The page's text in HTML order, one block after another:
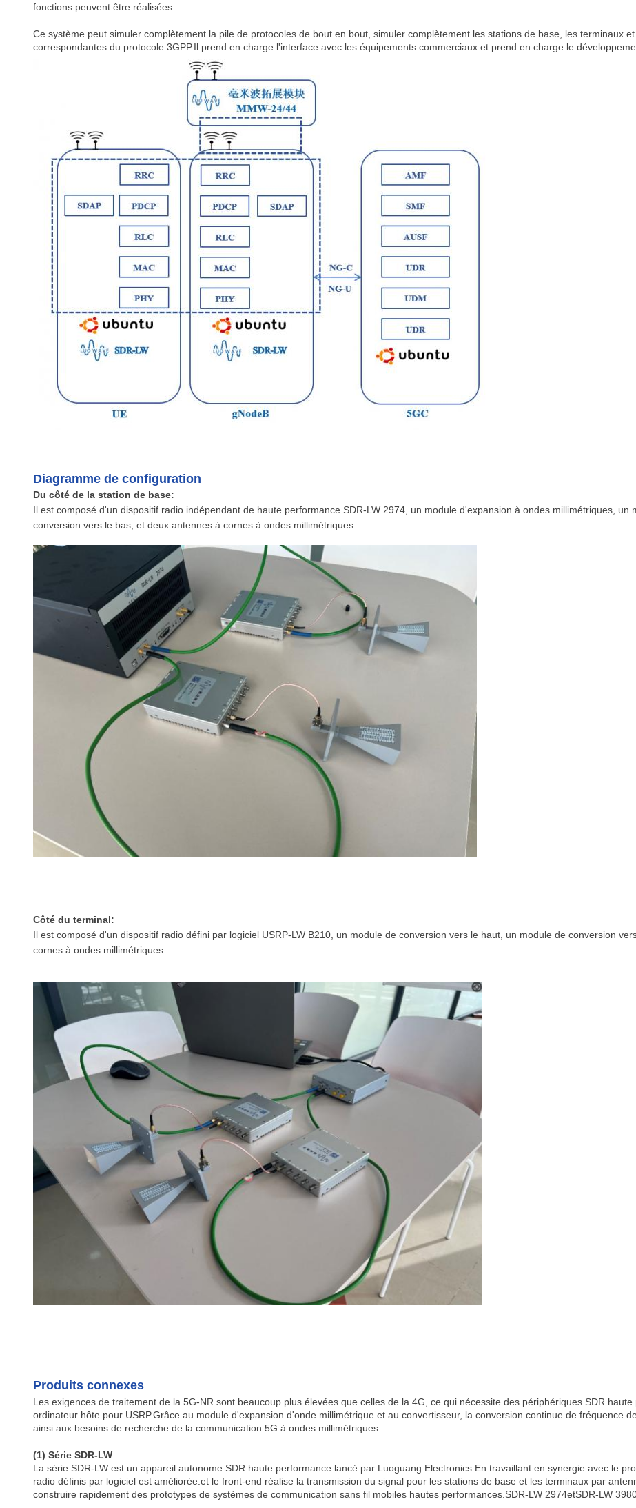
fonctions peuvent être réalisées.
Ce système peut simuler complètement la pile de protocoles de bout en bout, simuler complètement les stations de base, les terminaux
correspondantes du protocole 3GPP.Il prend en charge l'interface avec les équipements commerciaux et prend en charge le
Diagramme de configuration
Du côté de la station de base:
Il est composé d'un dispositif radio indépendant de haute performance SDR-LW 2974 , un module d'expansion à ondes millimétriques,
conversion vers le bas, et deux antennes à cornes à ondes millimétriques.
Côté du terminal:
Il est composé d'un dispositif radio défini par logiciel USRP-LW B210 , un module de conversion vers le haut, un module de conversion
cornes à ondes millimétriques.
Produits connexes
Les exigences de traitement de la 5G-NR sont beaucoup plus élevées que celles de la 4G, ce qui nécessite des périphériques SDR
ordinateur hôte pour USRP.Grâce au module d'expansion d'onde millimétrique et au convertisseur, la conversion continue de fréquence
ainsi aux besoins de recherche de la communication 5G à ondes millimétriques.
(1) Série SDR-LW
La série SDR-LW est un appareil autonome SDR haute performance lancé par Luoguang Electronics.En travaillant en synergie avec le
radio définis par logiciel est améliorée.et le front-end réalise la transmission du signal pour les stations de base et les terminaux par
construire rapidement des prototypes de systèmes de communication sans fil mobiles hautes performances. SDR-LW 2974etSDR-LW